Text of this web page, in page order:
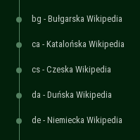
bg - Bułgarska Wikipedia
ca - Katalońska Wikipedia
cs - Czeska Wikipedia
da - Duńska Wikipedia
de - Niemiecka Wikipedia